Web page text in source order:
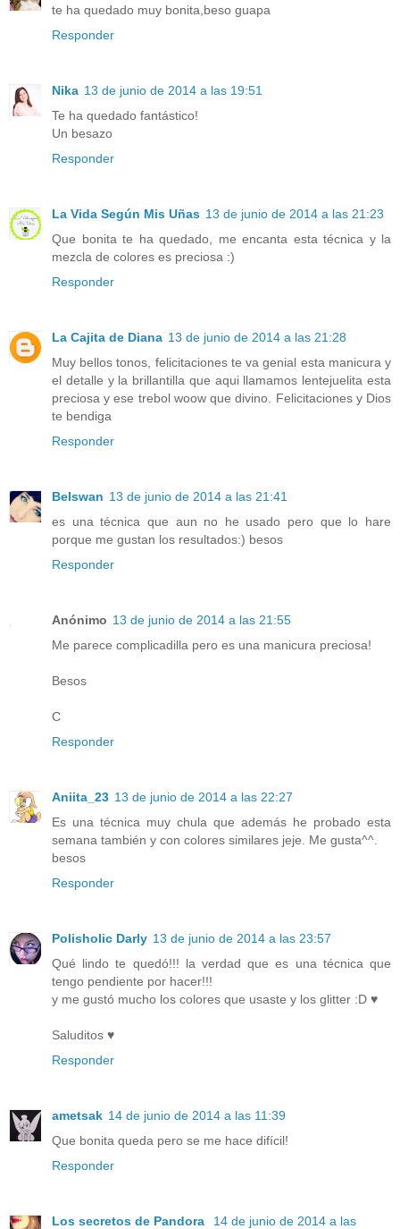
te ha quedado muy bonita,beso guapa
Responder
Nika 13 de junio de 2014 a las 19:51
Te ha quedado fantástico!
Un besazo
Responder
La Vida Según Mis Uñas 13 de junio de 2014 a las 21:23
Que bonita te ha quedado, me encanta esta técnica y la
mezcla de colores es preciosa :)
Responder
La Cajita de Diana 13 de junio de 2014 a las 21:28
Muy bellos tonos, felicitaciones te va genial esta manicura y
el detalle y la brillantilla que aqui llamamos lentejuelita esta
preciosa y ese trebol woow que divino. Felicitaciones y Dios
te bendiga
Responder
Belswan 13 de junio de 2014 a las 21:41
es una técnica que aun no he usado pero que lo hare
porque me gustan los resultados:) besos
Responder
Anónimo 13 de junio de 2014 a las 21:55
Me parece complicadilla pero es una manicura preciosa!
Besos
C
Responder
Aniita_23 13 de junio de 2014 a las 22:27
Es una técnica muy chula que además he probado esta
semana también y con colores similares jeje. Me gusta^^.
besos
Responder
Polisholic Darly 13 de junio de 2014 a las 23:57
Qué lindo te quedó!!! la verdad que es una técnica que
tengo pendiente por hacer!!!
y me gustó mucho los colores que usaste y los glitter :D ♥
Saluditos ♥
Responder
ametsak 14 de junio de 2014 a las 11:39
Que bonita queda pero se me hace difícil!
Responder
Los secretos de Pandora
14 de junio de 2014 a las